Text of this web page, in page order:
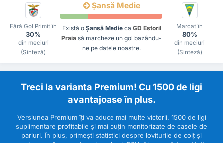
Fără Gol Primit în
30%
din meciuri
(Sinteză)
Șansă Medie
Există o Șansă Medieca GD Estoril
Praia să marcheze un gol bazându-
ne pe datele noastre.
Marcat în
80%
din meciuri
(Sinteză)
Treci la varianta Premium! Cu 1500 de ligi
avantajoase în plus.
Versiunea Premium îți va aduce mai multe victorii. 1500 de ligi
suplimentare profitabile și mai puțin monitorizate de casele de
pariuri. În plus, primești statistici despre loviturile de colț și